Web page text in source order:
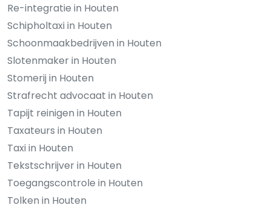
Re-integratie in Houten
Schipholtaxi in Houten
Schoonmaakbedrijven in Houten
Slotenmaker in Houten
Stomerij in Houten
Strafrecht advocaat in Houten
Tapijt reinigen in Houten
Taxateurs in Houten
Taxi in Houten
Tekstschrijver in Houten
Toegangscontrole in Houten
Tolken in Houten